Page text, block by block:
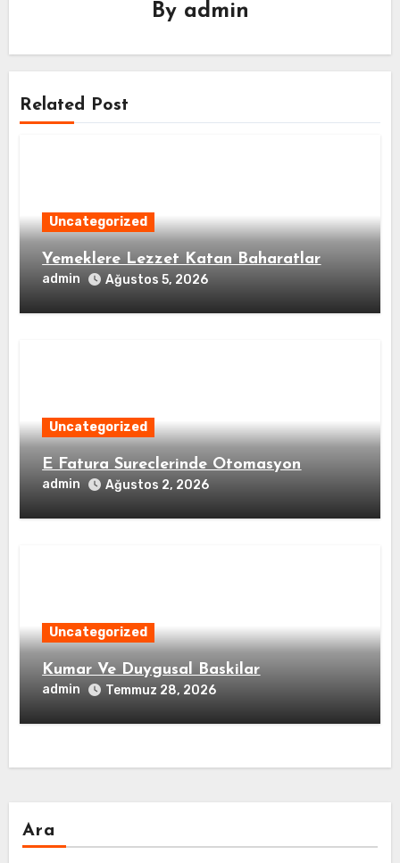
By admin
Related Post
Uncategorized
Yemeklere Lezzet Katan Baharatlar
admin Ağustos 5, 2026
Uncategorized
E Fatura Sureclerinde Otomasyon
admin Ağustos 2, 2026
Uncategorized
Kumar Ve Duygusal Baskilar
admin Temmuz 28, 2026
Ara